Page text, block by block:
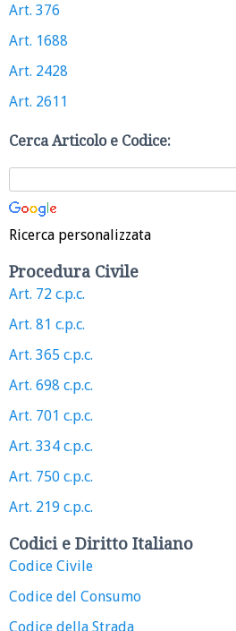
Art. 376
Art. 1688
Art. 2428
Art. 2611
Cerca Articolo e Codice:
Ricerca personalizzata
Procedura Civile
Art. 72 c.p.c.
Art. 81 c.p.c.
Art. 365 c.p.c.
Art. 698 c.p.c.
Art. 701 c.p.c.
Art. 334 c.p.c.
Art. 750 c.p.c.
Art. 219 c.p.c.
Codici e Diritto Italiano
Codice Civile
Codice del Consumo
Codice della Strada